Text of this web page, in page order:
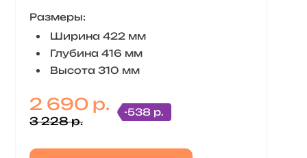
Размеры:
Ширина 422 мм
Глубина 416 мм
Высота 310 мм
2 690 р.
3 228 р.
-538 р.